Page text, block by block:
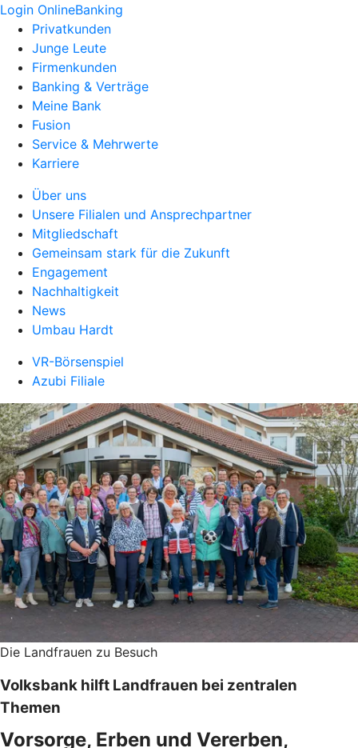
Login OnlineBanking
Privatkunden
Junge Leute
Firmenkunden
Banking & Verträge
Meine Bank
Fusion
Service & Mehrwerte
Karriere
Über uns
Unsere Filialen und Ansprechpartner
Mitgliedschaft
Gemeinsam stark für die Zukunft
Engagement
Nachhaltigkeit
News
Umbau Hardt
VR-Börsenspiel
Azubi Filiale
Die Landfrauen zu Besuch
Volksbank hilft Landfrauen bei zentralen
Themen
Vorsorge, Erben und Vererben,